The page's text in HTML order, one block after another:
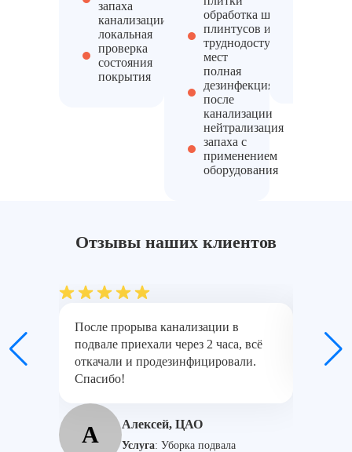
запаха
канализации
локальная
проверка
состояния
покрытия
обработка швов,
плинтусов и
труднодоступных
мест
полная
дезинфекция
после
канализации
нейтрализация
запаха с
применением
оборудования
Отзывы наших клиентов
После прорыва канализации в
подвале приехали через 2 часа, всё
откачали и продезинфицировали.
Спасибо!
А Алексей, ЦАО
Услуга: Уборка подвала
запах